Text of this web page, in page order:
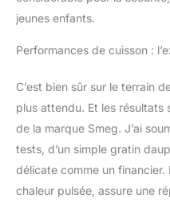
jeunes enfants.
Performances de cuisson :
C’est bien sûr sur le terrain
plus attendu. Et les résultats
de la marque Smeg. J’ai
tests, d’un simple gratin
délicate comme un
chaleur pulsée, assure une